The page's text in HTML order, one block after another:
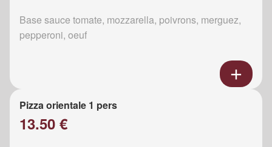
Base sauce tomate, mozzarella, poivrons, merguez,
pepperoni, oeuf
Pizza orientale 1 pers
13.50 €